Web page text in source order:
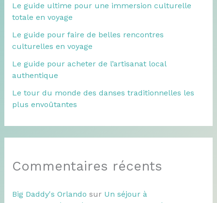
Le guide ultime pour une immersion culturelle
totale en voyage
Le guide pour faire de belles rencontres
culturelles en voyage
Le guide pour acheter de l’artisanat local
authentique
Le tour du monde des danses traditionnelles les
plus envoûtantes
Commentaires récents
Big Daddy's Orlando sur Un séjour à